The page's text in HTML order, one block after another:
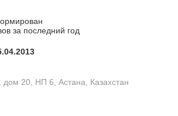
за последний год
дом 20, НП 6, Астана, Казахстан